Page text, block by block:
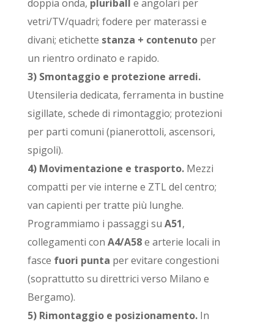
doppia onda, pluriball
e angolari per
vetri/TV/quadri; fodere per materassi e
divani; etichette stanza + contenutoper
un rientro ordinato e rapido.
3) Smontaggio e protezione arredi.
Utensileria dedicata, ferramenta in bustine
sigillate, schede di rimontaggio; protezioni
per parti comuni (pianerottoli, ascensori,
spigoli).
4) Movimentazione e trasporto.Mezzi
compatti per vie interne e ZTL del centro;
van capienti per tratte più lunghe.
Programmiamo i passaggi su A51,
collegamenti con A4/A58e arterie locali in
fasce fuori punta per evitare congestioni
(soprattutto su direttrici verso Milano e
Bergamo).
5) Rimontaggio e posizionamento.In